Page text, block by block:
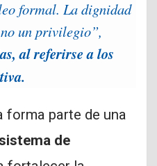
formal. La dignidad
un privilegio”,
al referirse a los
forma parte de una
de